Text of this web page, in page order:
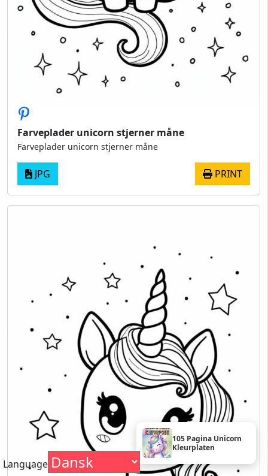
105 Pagina Unicorn
Kleurplaten
Farveplader unicorn stjerner måne
Farveplader unicorn stjerner måne
JPG PRINT
Language